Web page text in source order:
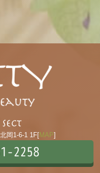
岡1-6-1 1F[MAP]
2258